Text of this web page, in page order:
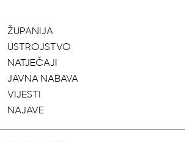
ŽUPANIJA
USTROJSTVO
NATJEČAJI
JAVNA NABAVA
VIJESTI
NAJAVE